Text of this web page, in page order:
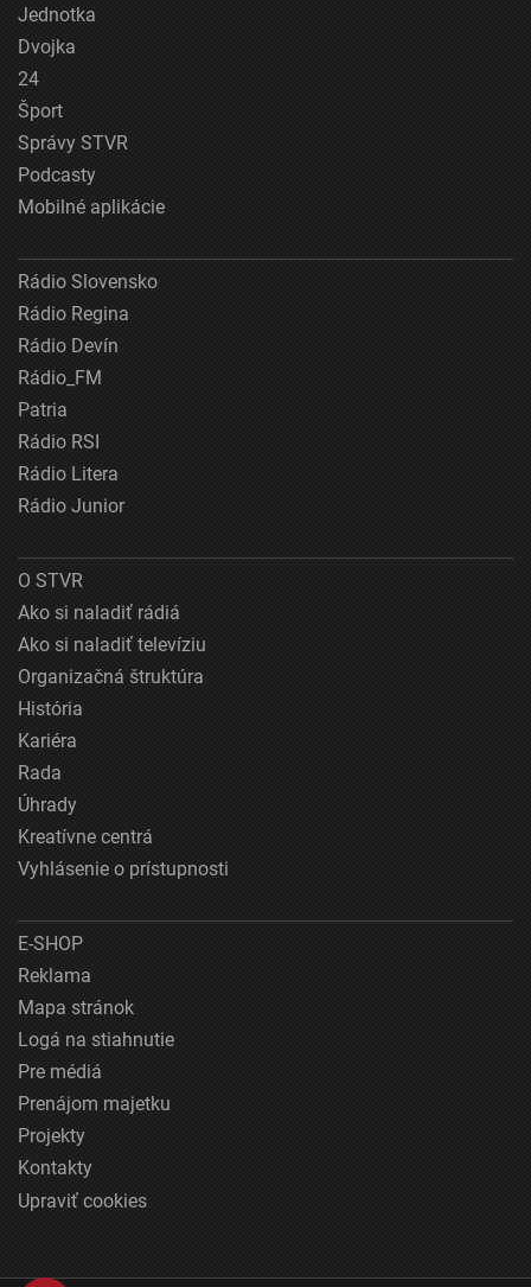
Jednotka
Dvojka
24
Šport
Správy STVR
Podcasty
Mobilné aplikácie
Rádio Slovensko
Rádio Regina
Rádio Devín
Rádio_FM
Patria
Rádio RSI
Rádio Litera
Rádio Junior
O STVR
Ako si naladiť rádiá
Ako si naladiť televíziu
Organizačná štruktúra
História
Kariéra
Rada
Úhrady
Kreatívne centrá
Vyhlásenie o prístupnosti
E-SHOP
Reklama
Mapa stránok
Logá na stiahnutie
Pre médiá
Prenájom majetku
Projekty
Kontakty
Upraviť cookies